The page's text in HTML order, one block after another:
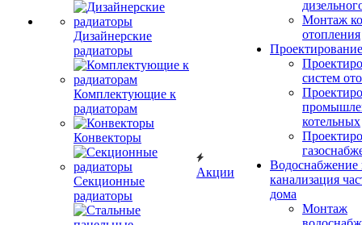
Дизайнерские
радиаторы
Комплектующие к
радиаторам
Конвекторы
Секционные
радиаторы
Акции
Монтаж
отопления
Проектирование
систем
котельных
Водоснабжение
канализация
дома
Монтаж